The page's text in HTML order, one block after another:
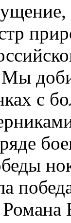
с